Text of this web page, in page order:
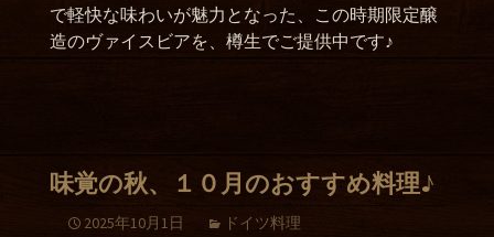
で軽快な味わいが魅力となった、この時期限定醸
造のヴァイスビアを、樽生でご提供中です♪
味覚の秋、１０月のおすすめ料理♪
2025年10月1日 ドイツ料理